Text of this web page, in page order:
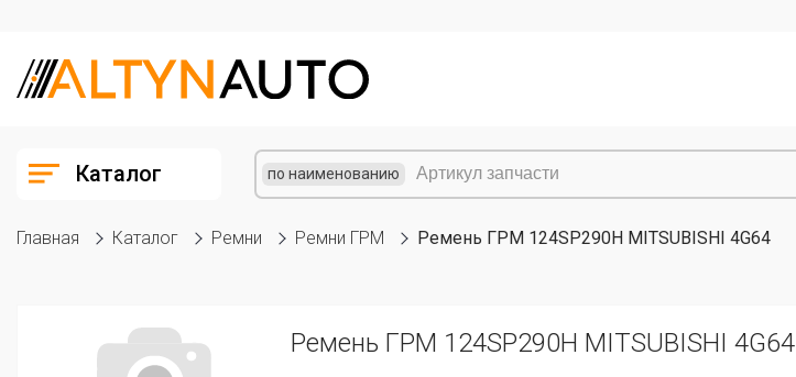
Каталог по наименованию
Главная Каталог Ремни Ремни ГРМ Ремень ГРМ 124SP290H MITSUBISHI 4G64
Ремень ГРМ 124SP290H MITSUBISHI 4G64